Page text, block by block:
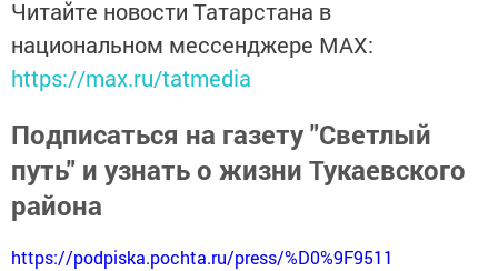
Читайте новости Татарстана в
национальном мессенджере MАХ:
https://max.ru/tatmedia
Подписаться на газету "Светлый
путь" и узнать о жизни Тукаевского
района
https://podpiska.pochta.ru/press/%D0%9F9511